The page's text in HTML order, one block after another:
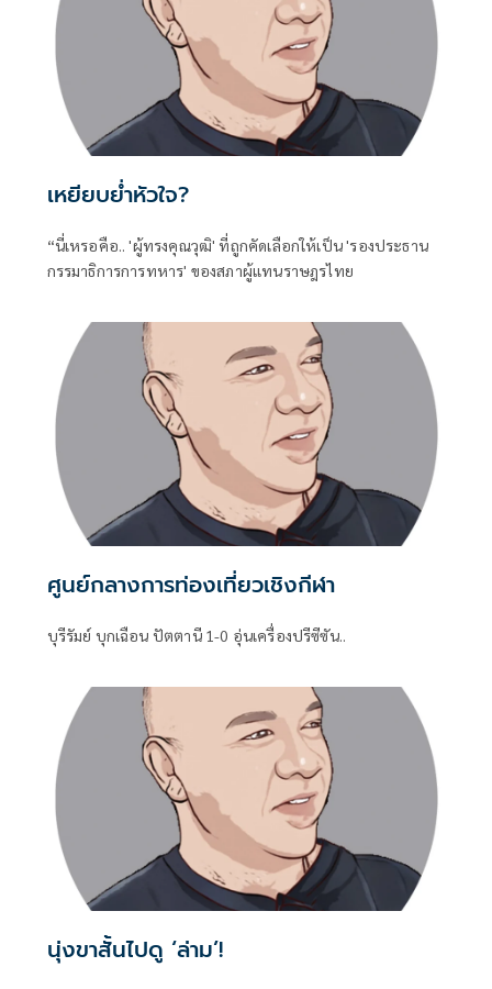
เหยียบย่ำหัวใจ?
“นี่เหรอคือ.. 'ผู้ทรงคุณวุฒิ' ที่ถูกคัดเลือกให้เป็น 'รองประธาน
กรรมาธิการการทหาร' ของสภาผู้แทนราษฎรไทย
ศูนย์กลางการท่องเที่ยวเชิงกีฬา
บุรีรัมย์ บุกเฉือน ปัตตานี 1-0 อุ่นเครื่องปรีซีซัน..
นุ่งขาสั้นไปดู ‘ล่าม’!